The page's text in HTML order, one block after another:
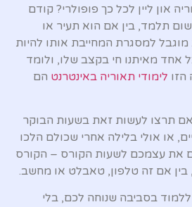
און ליין לכל כך פופולרי? קודם
שום תלמד, בין אם הוא תעיר או
מוגבל למסגרת המחייבת אותו להיות
אחד מאיתנו חי בקצב שלו, ולומד
הזו לימודי תאוריה באינטרנט הם
תרצו לעשות זאת בשעות הבוקר
או אולי בלילה אחרי שכולם הלכו
את עצמכם לשעות הקורס – הקורס
בסביבה שנוחה לכם, בלי